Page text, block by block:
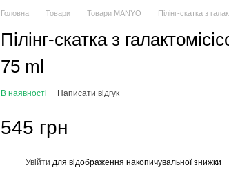
Головна Товари Товари MANYO Пілінг-скатка з
Пілінг-скатка з
75 ml
В наявності Написати відгук
545 грн
Увійти для відображення накопичувальної знижки